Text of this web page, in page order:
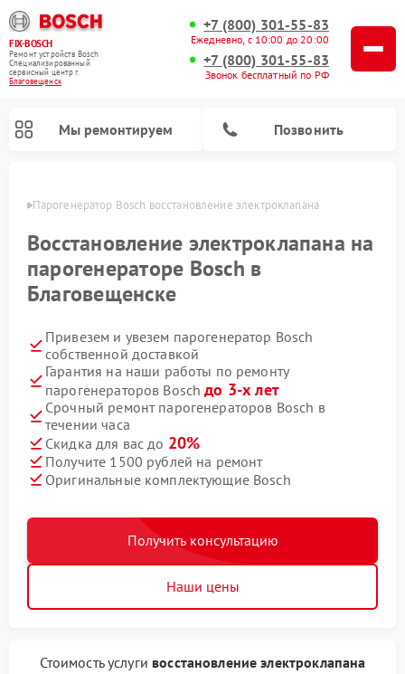
FIX-BOSCH
Ремонт устройств Bosch
Специализированный
cервисный центр г.
Благовещенск
+7 (800) 301-55-83
Ежедневно, с 10:00 до 20:00
+7 (800) 301-55-83
Звонок бесплатный по РФ
Мы ремонтируем Позвонить
Парогенератор Bosch восстановление электроклапана
Восстановление электроклапана на
парогенераторе Bosch в
Благовещенске
Привезем и увезем парогенератор Bosch
собственной доставкой
Гарантия на наши работы по ремонту
парогенераторов Boschдо 3-х лет
Срочный ремонт парогенераторов Bosch в
течении часа
Скидка для вас до 20%
Получите 1500 рублей на ремонт
Оригинальные комплектующие Bosch
Получить консультацию
Наши цены
Стоимость услуги восстановление электроклапана